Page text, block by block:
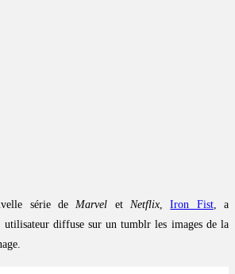
série deMarvel etNetflix,Iron Fist, a
diffuse sur un tumblr les images de la